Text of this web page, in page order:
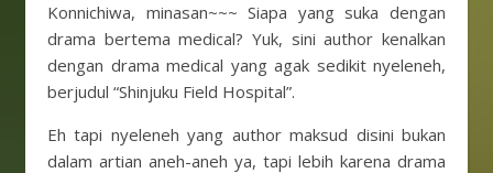
Konnichiwa, minasan~~~ Siapa yang suka dengan
drama bertema medical? Yuk, sini author kenalkan
dengan drama medical yang agak sedikit nyeleneh,
berjudul “Shinjuku Field Hospital”.
Eh tapi nyeleneh yang author maksud disini bukan
dalam artian aneh-aneh ya, tapi lebih karena drama